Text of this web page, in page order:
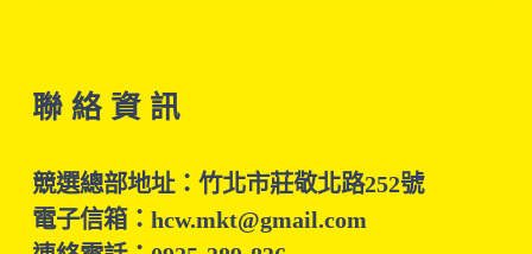
聯 絡 資 訊
競選總部地址：竹北市莊敬北路252號
電子信箱：hcw.mkt@gmail.com